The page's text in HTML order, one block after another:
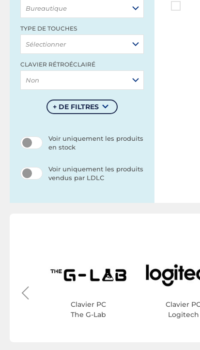
Bureautique
TYPE DE TOUCHES
Sélectionner
CLAVIER RÉTROÉCLAIRÉ
Non
+ DE FILTRES
Voir uniquement les produits
en stock
Voir uniquement les produits
vendus par LDLC
Clavier PC
The G-Lab
Clavier
Logitech